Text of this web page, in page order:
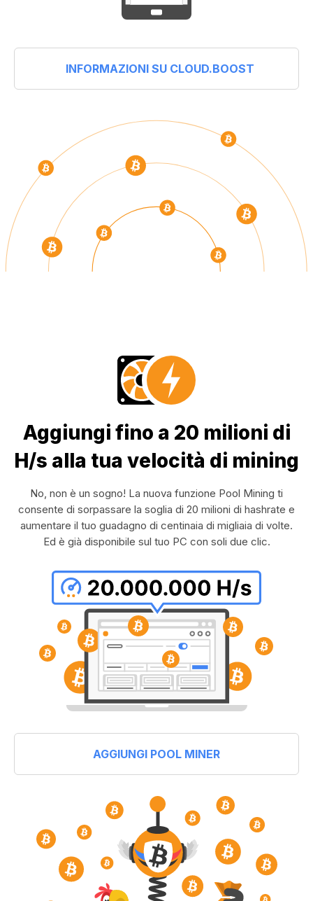
INFORMAZIONI SU CLOUD.BOOST
Aggiungi fino a 20 milioni di
H/s alla tua velocità di mining
No, non è un sogno! La nuova funzione Pool Mining ti
consente di sorpassare la soglia di 20 milioni di hashrate e
aumentare il tuo guadagno di centinaia di migliaia di volte.
Ed è già disponibile sul tuo PC con soli due clic.
AGGIUNGI POOL MINER